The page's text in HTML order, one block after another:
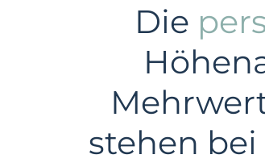
Die
stehen